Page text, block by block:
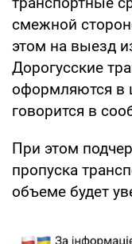
смежной
этом на выезд
Дорогусские
оформляются в
говорится в
При этом
пропуска
объеме будет